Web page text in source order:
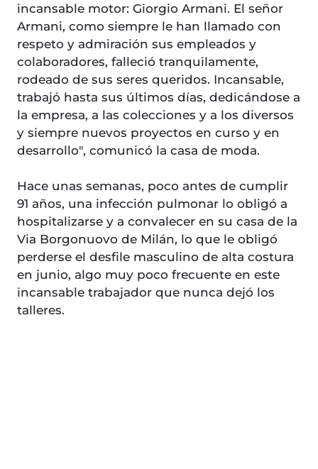
incansable motor: Giorgio Armani. El señor
Armani, como siempre le han llamado con
respeto y admiración sus empleados y
colaboradores, falleció tranquilamente,
rodeado de sus seres queridos. Incansable,
trabajó hasta sus últimos días, dedicándose a
la empresa, a las colecciones y a los diversos
y siempre nuevos proyectos en curso y en
desarrollo", comunicó la casa de moda.
Hace unas semanas, poco antes de cumplir
91 años, una infección pulmonar lo obligó a
hospitalizarse y a convalecer en su casa de la
Via Borgonuovo de Milán, lo que le obligó
perderse el desfile masculino de alta costura
en junio, algo muy poco frecuente en este
incansable trabajador que nunca dejó los
talleres.